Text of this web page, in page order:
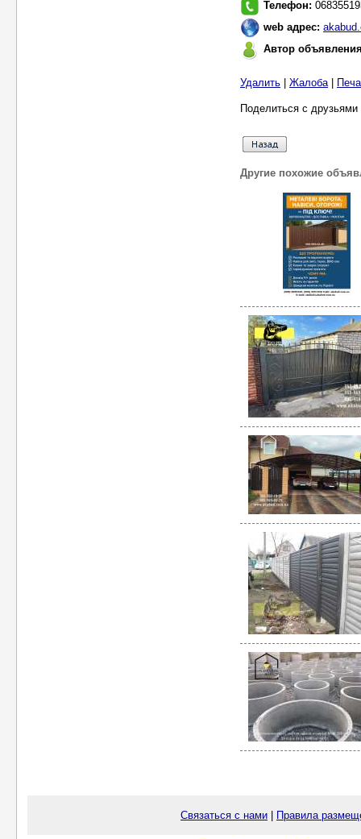
Телефон:
web адрес:
Автор
Удалить Жалоба|
Поделиться с
Другие похожие
Связаться с нами Правила